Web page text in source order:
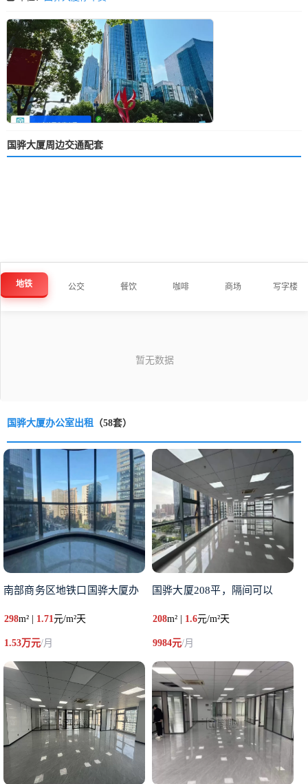
国骅大厦周边交通配套
地铁 公交 餐饮 咖啡 商场 写字楼
国骅大厦办公室出租 （58套）
南部商务区地铁口国骅大厦办
298m² | 1.71元/m²天
1.53万元/月
国骅大厦208平，隔间可以
208m² | 1.6元/m²天
9984元/月